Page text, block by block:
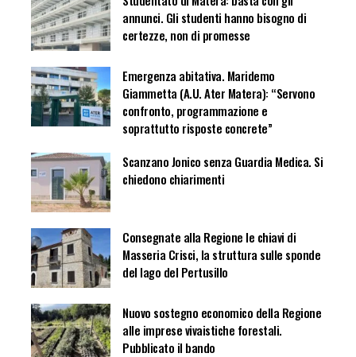
annunci. Gli studenti hanno bisogno di
certezze, non di promesse
Emergenza abitativa. Maridemo
Giammetta (A.U. Ater Matera): “Servono
confronto, programmazione e
soprattutto risposte concrete”
Scanzano Jonico senza Guardia Medica. Si
chiedono chiarimenti
Consegnate alla Regione le chiavi di
Masseria Crisci, la struttura sulle sponde
del lago del Pertusillo
Nuovo sostegno economico della Regione
alle imprese vivaistiche forestali.
Pubblicato il bando